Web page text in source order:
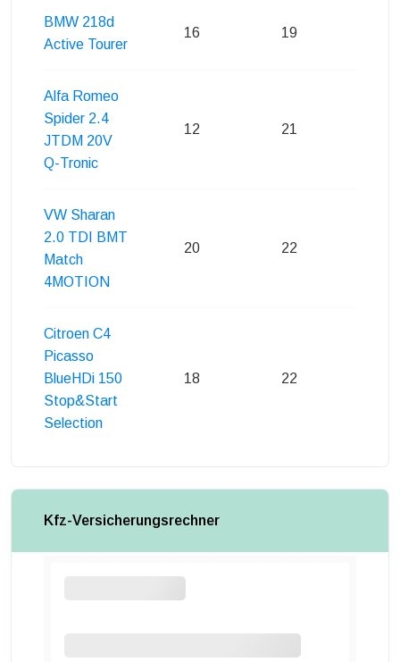
BMW 218d
Active Tourer
16 19
Alfa Romeo
Spider 2.4
JTDM 20V
Q-Tronic
12 21
VW Sharan
2.0 TDI BMT
Match
4MOTION
20 22
Citroen C4
Picasso
BlueHDi 150
Stop&Start
Selection
18 22
Kfz-Versicherungsrechner